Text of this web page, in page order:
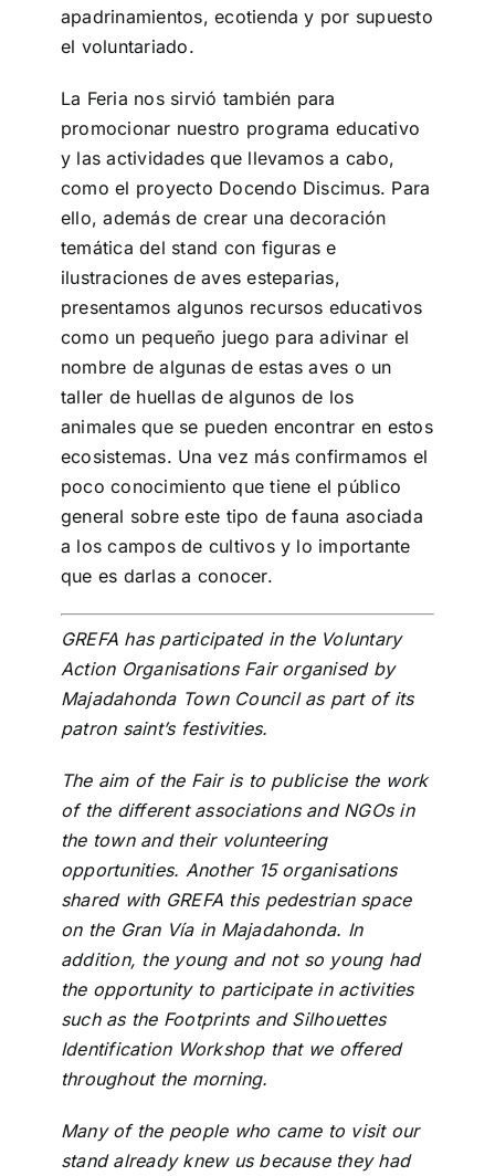
apadrinamientos, ecotienda y por supuesto
el voluntariado.
La Feria nos sirvió también para
promocionar nuestro programa educativo
y las actividades que llevamos a cabo,
como el proyecto Docendo Discimus. Para
ello, además de crear una decoración
temática del stand con figuras e
ilustraciones de aves esteparias,
presentamos algunos recursos educativos
como un pequeño juego para adivinar el
nombre de algunas de estas aves o un
taller de huellas de algunos de los
animales que se pueden encontrar en estos
ecosistemas. Una vez más confirmamos el
poco conocimiento que tiene el público
general sobre este tipo de fauna asociada
a los campos de cultivos y lo importante
que es darlas a conocer.
GREFA has participated in the Voluntary
Action Organisations Fair organised by
Majadahonda Town Council as part of its
patron saint’s festivities.
The aim of the Fair is to publicise the work
of the different associations and NGOs in
the town and their volunteering
opportunities. Another 15 organisations
shared with GREFA this pedestrian space
on the Gran Vía in Majadahonda. In
addition, the young and not so young had
the opportunity to participate in activities
such as the Footprints and Silhouettes
Identification Workshop that we offered
throughout the morning.
Many of the people who came to visit our
stand already knew us because they had